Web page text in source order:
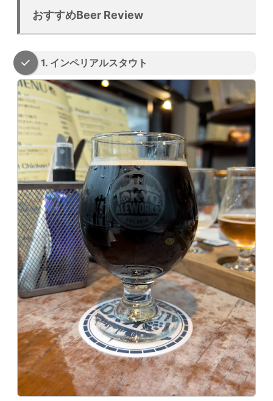
おすすめBeer Review
1. インペリアルスタウト